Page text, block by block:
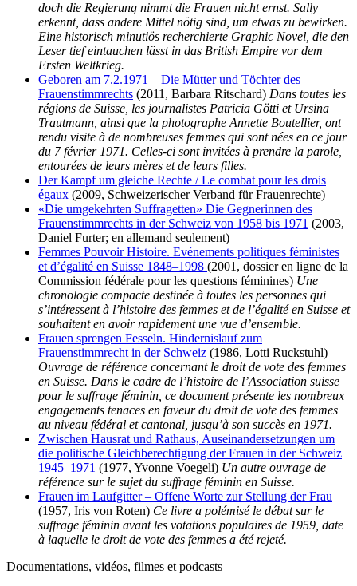
doch die Regierung nimmt die Frauen nicht ernst. Sally
erkennt, dass andere Mittel nötig sind, um etwas zu bewirken.
Eine historisch minutiös recherchierte Graphic Novel, die den
Leser tief eintauchen lässt in das British Empire vor dem
Ersten Weltkrieg.
Geboren am 7.2.1971 – Die Mütter und Töchter des
Frauenstimmrechts (2011, Barbara Ritschard) Dans toutes les
régions de Suisse, les journalistes Patricia Götti et Ursina
Trautmann, ainsi que la photographe Annette Boutellier, ont
rendu visite à de nombreuses femmes qui sont nées en ce jour
du 7 février 1971. Celles-ci sont invitées à prendre la parole,
entourées de leurs mères et de leurs filles.
Der Kampf um gleiche Rechte / Le combat pour les drois
égaux (2009, Schweizerischer Verband für Frauenrechte)
«Die umgekehrten Suffragetten» Die Gegnerinnen des
Frauenstimmrechts in der Schweiz von 1958 bis 1971 (2003,
Daniel Furter; en allemand seulement)
Femmes Pouvoir Histoire. Evénements politiques féministes
et d’égalité en Suisse 1848–1998 (2001, dossier en ligne de la
Commission fédérale pour les questions féminines) Une
chronologie compacte destinée à toutes les personnes qui
s’intéressent à l’histoire des femmes et de l’égalité en Suisse et
souhaitent en avoir rapidement une vue d’ensemble.
Frauen sprengen Fesseln. Hindernislauf zum
Frauenstimmrecht in der Schweiz (1986, Lotti Ruckstuhl)
Ouvrage de référence concernant le droit de vote des femmes
en Suisse. Dans le cadre de l’histoire de l’Association suisse
pour le suffrage féminin, ce document présente les nombreux
engagements tenaces en faveur du droit de vote des femmes
au niveau fédéral et cantonal, jusqu’à son succès en 1971.
Zwischen Hausrat und Rathaus, Auseinandersetzungen um
die politische Gleichberechtigung der Frauen in der Schweiz
1945–1971 (1977, Yvonne Voegeli) Un autre ouvrage de
référence sur le sujet du suffrage féminin en Suisse.
Frauen im Laufgitter – Offene Worte zur Stellung der Frau
(1957, Iris von Roten) Ce livre a polémisé le débat sur le
suffrage féminin avant les votations populaires de 1959, date
à laquelle le droit de vote des femmes a été rejeté.
Documentations, vidéos, filmes et podcasts